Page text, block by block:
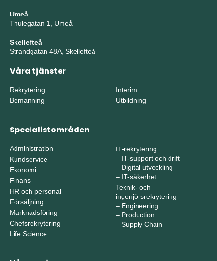
Umeå
Thulegatan 1, Umeå
Skellefteå
Strandgatan 48A, Skellefteå
Våra tjänster
Rekrytering
Bemanning
Interim
Utbildning
Specialistområden
Administration
Kundservice
Ekonomi
Finans
HR och personal
Försäljning
Marknadsföring
Chefsrekrytering
Life Science
IT-rekrytering
– IT-support och drift
– Digital utveckling
– IT-säkerhet
Teknik- och
ingenjörsrekrytering
– Engineering
– Production
– Supply Chain